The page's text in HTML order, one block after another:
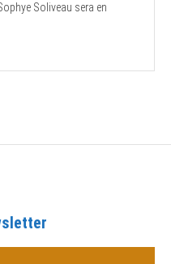
Soliveau sera en